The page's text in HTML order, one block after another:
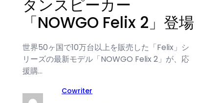
タンスピーカー
「NOWGO Felix 2」登場
世界50ヶ国で10万台以上を販売した「Felix」シ
リーズの最新モデル「NOWGO Felix 2」が、応
援購…
Cowriter